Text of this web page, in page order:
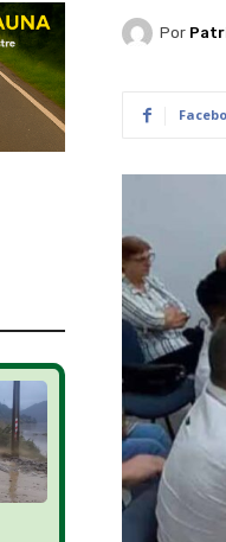
Por